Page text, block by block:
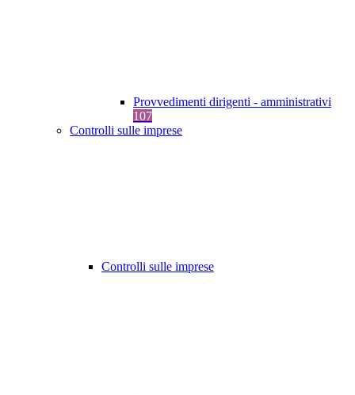
Provvedimenti dirigenti - amministrativi
107
Controlli sulle imprese
Controlli sulle imprese